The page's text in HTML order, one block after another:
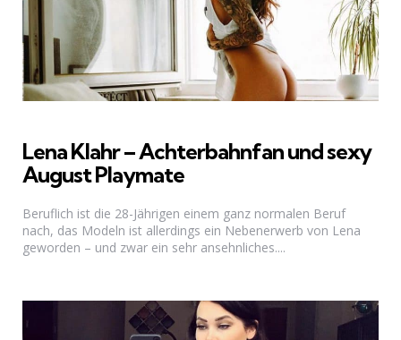
Lena Klahr – Achterbahnfan und sexy
August Playmate
Beruflich ist die 28-Jährigen einem ganz normalen Beruf
nach, das Modeln ist allerdings ein Nebenerwerb von Lena
geworden – und zwar ein sehr ansehnliches....